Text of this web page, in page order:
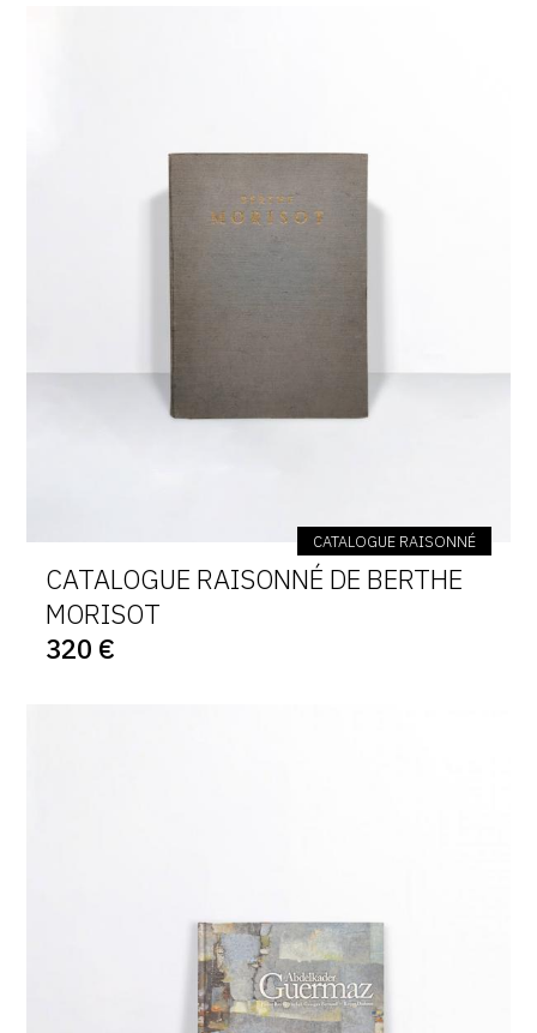
CATALOGUE RAISONNÉ
CATALOGUE RAISONNÉ DE BERTHE
MORISOT
320 €